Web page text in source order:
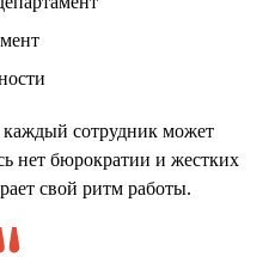
каждый сотрудник может
нет бюрократии и жестких
свой ритм работы.